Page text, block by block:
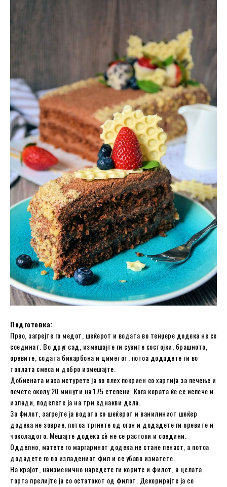
Подготовка:
Прво, загрејте го медот, шеќерот и водата во тенџере додека не се
соединат. Во друг сад, измешајте ги сувите состојки, брашното,
оревите, содата бикарбона и циметот, потоа додадете ги во
топлата смеса и добро измешајте.
Добиената маса истурете ја во плех покриен со хартија за печење и
печете околу 20 минути на 175 степени. Кога кората ќе се испече и
излади, поделете ја на три еднакви дела.
За филот, загрејте ја водата со шеќерот и ванилиниот шеќер
додека не зоврие, потоа тргнете од оган и додадете ги оревите и
чоколадото. Мешајте додека сè не се растопи и соедини.
Одделно, матете го маргаринот додека не стане пенаст, а потоа
додадете го во изладениот фил и се убаво изматете.
На крајот, наизменично наредете ги корите и филот, а целата
торта прелијте ја со остатокот од филот. Декорирајте ја со